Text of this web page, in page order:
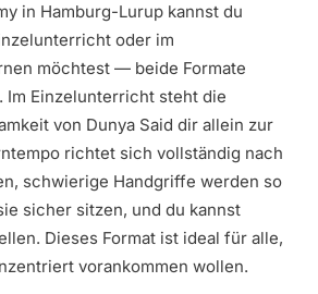
in Hamburg-Lurup kannst du
oder im
möchtest — beide Formate
Im Einzelunterricht steht die
von Dunya Said dir allein zur
richtet sich vollständig nach
schwierige Handgriffe werden so
sicher sitzen, und du kannst
Dieses Format ist ideal für alle,
vorankommen wollen.